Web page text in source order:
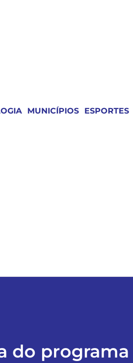
MUNICÍPIOS ESPORTES
do programa